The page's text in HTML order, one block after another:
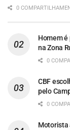
0
Homem
na Zona
0
CBF
pelo
0
Motorista